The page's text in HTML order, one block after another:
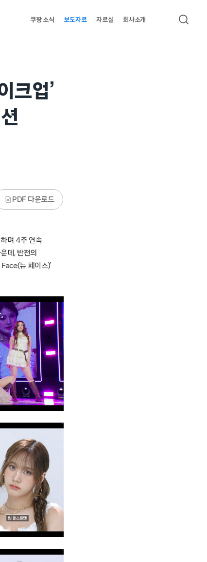
쿠팡 소식 보도자료 자료실 회사소개 검색
크업’
PDF 다운로드
며 4주 연속
데, 반전의
뉴 페이스)’